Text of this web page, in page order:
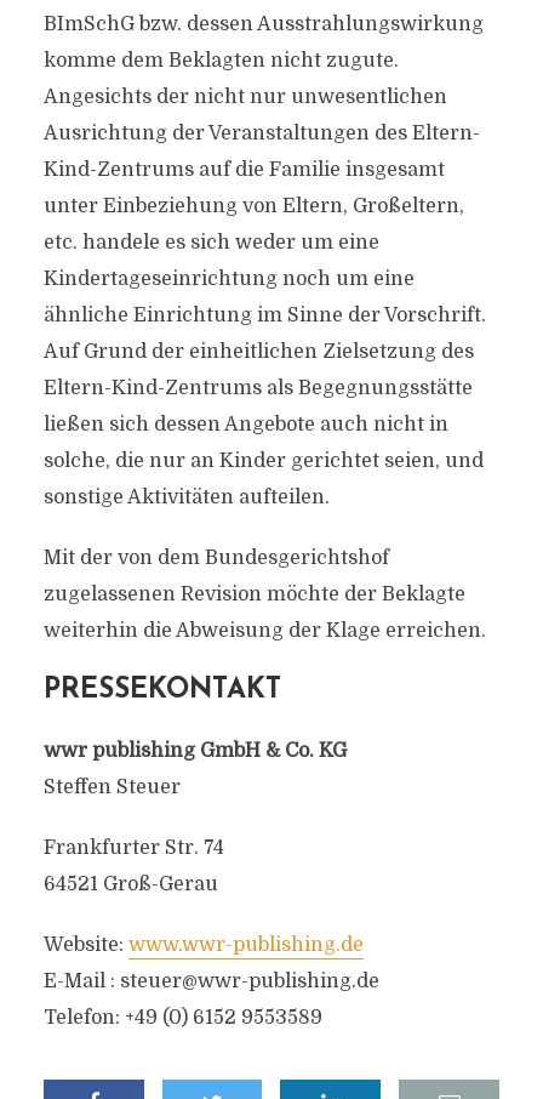
BImSchG bzw. dessen Ausstrahlungswirkung
komme dem Beklagten nicht zugute.
Angesichts der nicht nur unwesentlichen
Ausrichtung der Veranstaltungen des Eltern-
Kind-Zentrums auf die Familie insgesamt
unter Einbeziehung von Eltern, Großeltern,
etc. handele es sich weder um eine
Kindertageseinrichtung noch um eine
ähnliche Einrichtung im Sinne der Vorschrift.
Auf Grund der einheitlichen Zielsetzung des
Eltern-Kind-Zentrums als Begegnungsstätte
ließen sich dessen Angebote auch nicht in
solche, die nur an Kinder gerichtet seien, und
sonstige Aktivitäten aufteilen.
Mit der von dem Bundesgerichtshof
zugelassenen Revision möchte der Beklagte
weiterhin die Abweisung der Klage erreichen.
PRESSEKONTAKT
wwr publishing GmbH & Co. KG
Steffen Steuer
Frankfurter Str. 74
64521 Groß-Gerau
Website: www.wwr-publishing.de
E-Mail : steuer@wwr-publishing.de
Telefon: +49 (0) 6152 9553589